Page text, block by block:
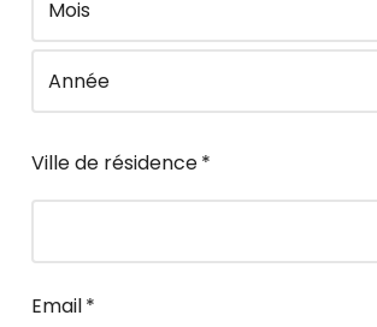
Ville de résidence*
Email*